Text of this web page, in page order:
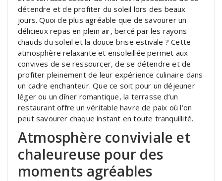
détendre et de profiter du soleil lors des beaux
jours. Quoi de plus agréable que de savourer un
délicieux repas en plein air, bercé par les rayons
chauds du soleil et la douce brise estivale ? Cette
atmosphère relaxante et ensoleillée permet aux
convives de se ressourcer, de se détendre et de
profiter pleinement de leur expérience culinaire dans
un cadre enchanteur. Que ce soit pour un déjeuner
léger ou un dîner romantique, la terrasse d’un
restaurant offre un véritable havre de paix où l’on
peut savourer chaque instant en toute tranquillité.
Atmosphère conviviale et
chaleureuse pour des
moments agréables